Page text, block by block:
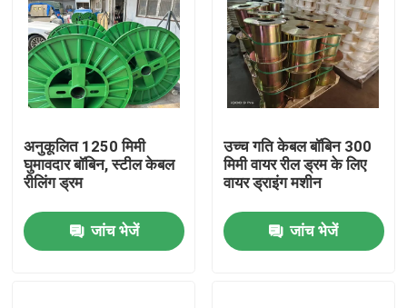
उत्पाद
वीडियो
हमारे बारे में
कारखाने का दौरा
अनुकूलित 1250 मिमी
घुमावदार बॉबिन, स्टील केबल
रीलिंग ड्रम
जांच भेजें
उच्च गति केबल बॉबिन 300
मिमी वायर रील ड्रम के लिए
वायर ड्राइंग मशीन
जांच भेजें